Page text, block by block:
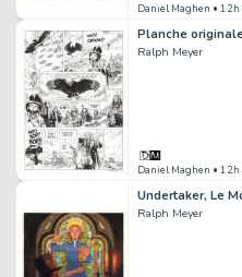
Daniel Maghen •
Ralph Meyer
Daniel Maghen •
Undertaker, Le
Ralph Meyer